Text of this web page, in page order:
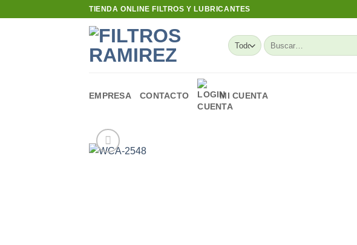
TIENDA ONLINE FILTROS Y LUBRICANTES
Buscar
por:
EMPRESA CONTACTO MI CUENTA